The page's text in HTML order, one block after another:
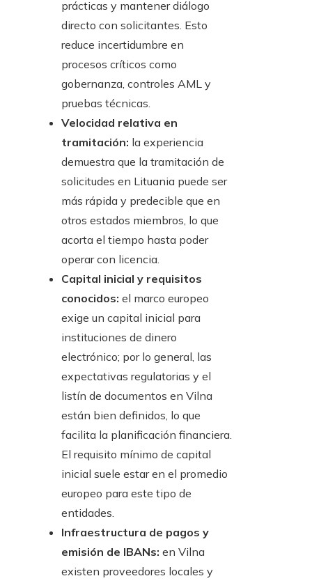
prácticas y mantener diálogo
directo con solicitantes. Esto
reduce incertidumbre en
procesos críticos como
gobernanza, controles AML y
pruebas técnicas.
Velocidad relativa en
tramitación: la experiencia
demuestra que la tramitación de
solicitudes en Lituania puede ser
más rápida y predecible que en
otros estados miembros, lo que
acorta el tiempo hasta poder
operar con licencia.
Capital inicial y requisitos
conocidos: el marco europeo
exige un capital inicial para
instituciones de dinero
electrónico; por lo general, las
expectativas regulatorias y el
listín de documentos en Vilna
están bien definidos, lo que
facilita la planificación financiera.
El requisito mínimo de capital
inicial suele estar en el promedio
europeo para este tipo de
entidades.
Infraestructura de pagos y
emisión de IBANs: en Vilna
existen proveedores locales y